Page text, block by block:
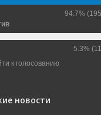
94.7%
5.3%
к голосованию
новости